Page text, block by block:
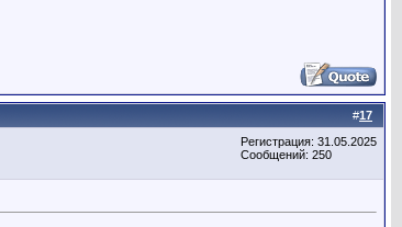
#17
Регистрация: 31.05.2025
Сообщений: 250